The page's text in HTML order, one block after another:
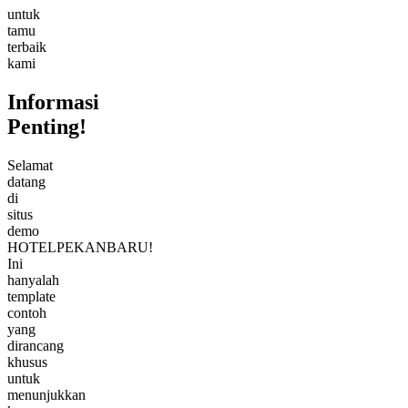
website.
Anda
bisa
pesan
serupa
dengan
desain
fitur
lengkap,
dan
harga
super
terjangkau
khusus
untuk
warga
Pekanbaru.
Hubungi
kami
via
WhatsApp
untuk